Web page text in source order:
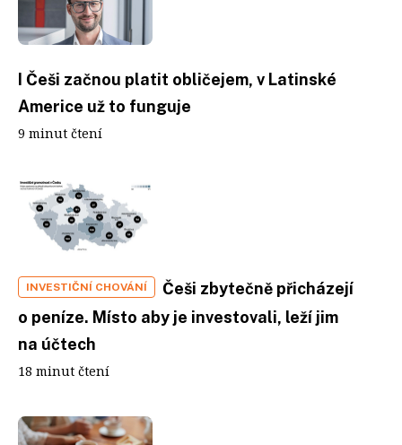
I Češi začnou platit obličejem, v Latinské
Americe už to funguje
9 minut čtení
INVESTIČNÍ CHOVÁNÍ
Češi zbytečně přicházejí
o peníze. Místo aby je investovali, leží jim
na účtech
18 minut čtení